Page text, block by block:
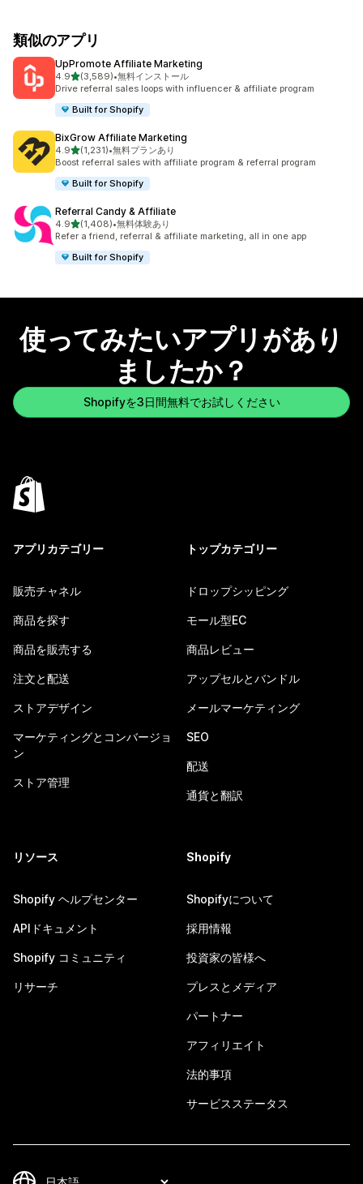
類似のアプリ
UpPromote Affiliate Marketing
4.95つ星中
(3,589)
合計レビュー数：3589件
•無料インストール
Drive referral sales loops with influencer & affiliate program
Built for Shopify
BixGrow Affiliate Marketing
4.95つ星中
(1,231)
合計レビュー数：1231件
•無料プランあり
Boost referral sales with affiliate program & referral program
Built for Shopify
Referral Candy & Affiliate
4.95つ星中
(1,408)
合計レビュー数：1408件
•無料体験あり
Refer a friend, referral & affiliate marketing, all in one app
Built for Shopify
使ってみたいアプリがあり
ましたか？
Shopifyを3日間無料でお試しください
アプリカテゴリー
販売チャネル
商品を探す
商品を販売する
注文と配送
ストアデザイン
マーケティングとコンバージョ
ン
ストア管理
トップカテゴリー
ドロップシッピング
モール型EC
商品レビュー
アップセルとバンドル
メールマーケティング
SEO
配送
通貨と翻訳
リソース
Shopify ヘルプセンター
APIドキュメント
Shopify コミュニティ
リサーチ
Shopify
Shopifyについて
採用情報
投資家の皆様へ
プレスとメディア
パートナー
アフィリエイト
法的事項
サービスステータス